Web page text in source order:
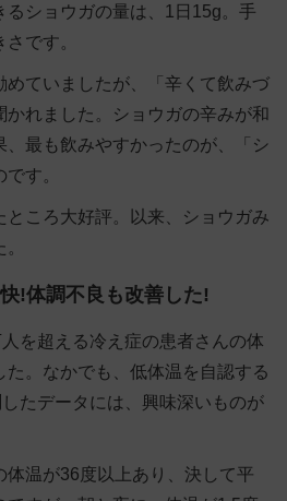
るショウガの量は、1日15g。手
です。
めていましたが、「辛くて飲みづ
かれました。ショウガの辛みが和
最も飲みやすかったのが、「 シ
です。
ところ大好評。以来、ショウガみ
!体調不良も改善した!
を超える冷え症の患者さんの体
。なかでも、低体温を自認する
たデータには、興味深いものが
体温が36度以上あり、決して平